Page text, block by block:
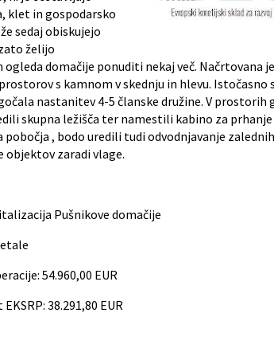
klet in gospodarsko
sedaj obiskujejo
želijo
ogleda domačije ponuditi nekaj več. Načrtovana
s kamnom v skednju in hlevu.
nastanitev 4-5 članske družine. V prostorih
skupna ležišča ter namestili kabino za
, bodo uredili tudi odvodnjavanje
objektov zaradi vlage.
Pušnikove domačije
54.960,00 EUR
38.291,80 EUR